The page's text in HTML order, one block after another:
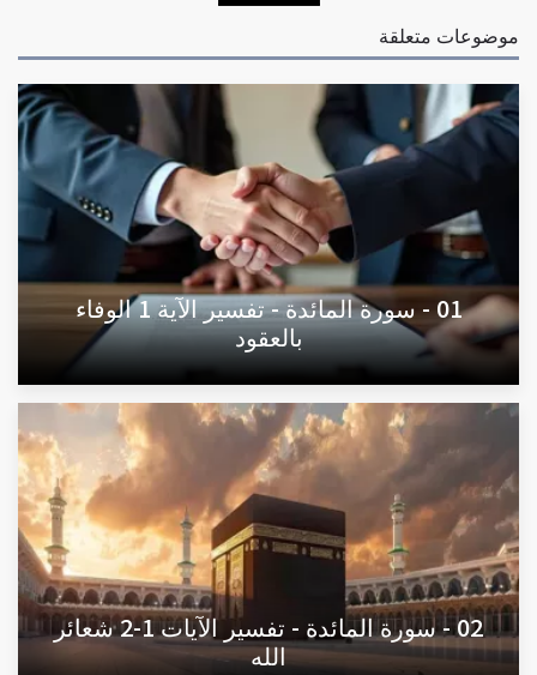
موضوعات متعلقة
01 - سورة المائدة - تفسير الآية 1 الوفاء
بالعقود
02 - سورة المائدة - تفسير الآيات 1-2 شعائر
الله